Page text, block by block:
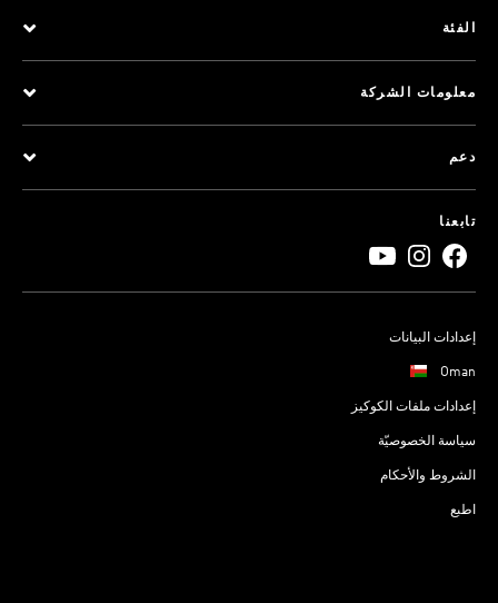
الفئة
معلومات الشركة
دعم
تابعنا
إعدادات البيانات
Oman
إعدادات ملفات الكوكيز
سياسة الخصوصيّة
الشروط والأحكام
اطبع